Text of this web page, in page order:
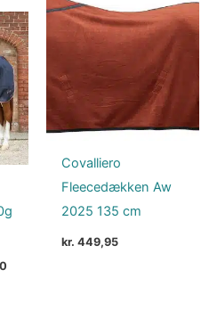
aktuelle
pris
er:
kr. 599,00.
Covalliero
Fleecedækken Aw
2025 135 cm
kr. 449,95